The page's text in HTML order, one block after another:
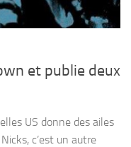
et publie deux
US donne des ailes
c’est un autre